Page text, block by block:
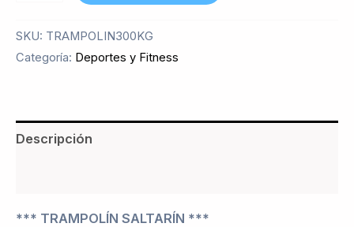
SKU: TRAMPOLIN300KG
Categoría: Deportes y Fitness
Descripción
*** TRAMPOLÍN SALTARÍN ***